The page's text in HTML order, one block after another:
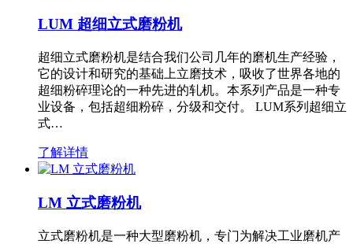
LUM 超细立式磨粉机
超细立式磨粉机是结合我们公司几年的磨机生产经验，
它的设计和研究的基础上立磨技术，吸收了世界各地的
超细粉碎理论的一种先进的轧机。本系列产品是一种专
业设备，包括超细粉碎，分级和交付。 LUM系列超细立
式…
了解详情
LM 立式磨粉机
立式磨粉机是一种大型磨粉机，专门为解决工业磨机产